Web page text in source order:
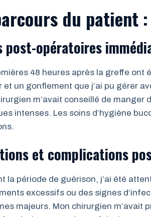
du patient
post-opératoires
48 heures après la greffe ont
et un gonflement que j’ai pu gérer
m’avait conseillé de manger
intenses. Les soins d’hygiène
et complications
la période de guérison, j’ai été
excessifs ou des signes
majeurs. Mon chirurgien m’avait